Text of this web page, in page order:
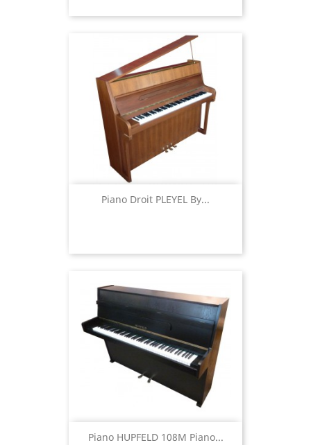
Piano Droit PLEYEL By...
Piano HUPFELD 108M Piano...